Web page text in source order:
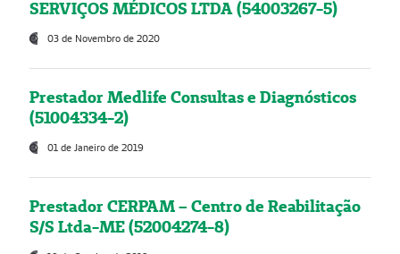
SERVIÇOS MÉDICOS LTDA (54003267-5)
03 de Novembro de 2020
Prestador Medlife Consultas e Diagnósticos
(51004334-2)
01 de Janeiro de 2019
Prestador CERPAM – Centro de Reabilitação
S/S Ltda-ME (52004274-8)